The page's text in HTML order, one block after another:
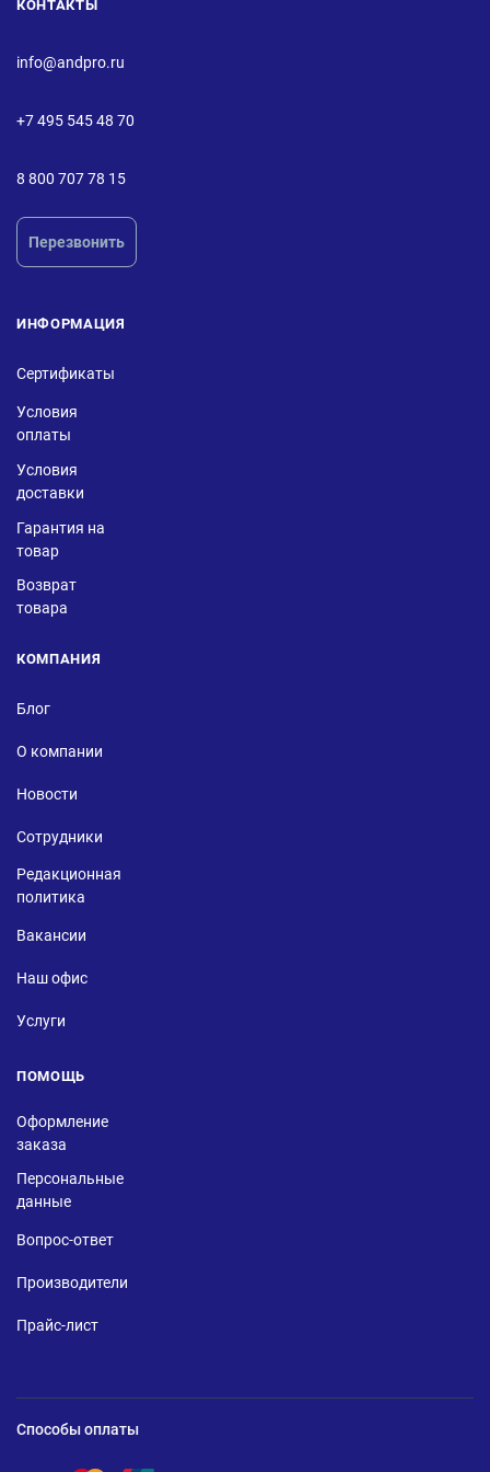
КОНТАКТЫ
info@andpro.ru
+7 495 545 48 70
8 800 707 78 15
Перезвонить
ИНФОРМАЦИЯ
Сертификаты
Условия
оплаты
Условия
доставки
Гарантия на
товар
Возврат
товара
КОМПАНИЯ
Блог
О компании
Новости
Сотрудники
Редакционная
политика
Вакансии
Наш офис
Услуги
ПОМОЩЬ
Оформление
заказа
Персональные
данные
Вопрос-ответ
Производители
Прайс-лист
Способы оплаты